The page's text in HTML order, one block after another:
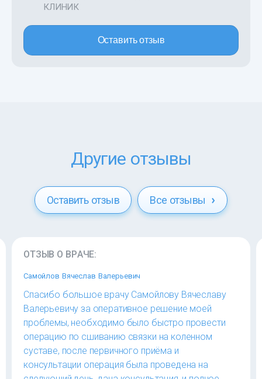
КЛИНИК
Оставить отзыв
Другие отзывы
Оставить отзыв Все отзывы
ОТЗЫВ О ВРАЧЕ:
Самойлов Вячеслав Валерьевич
Спасибо большое врачу Самойлову Вячеславу
Валерьевичу за оперативное решение моей
проблемы, необходимо было быстро провести
операцию по сшиванию связки на коленном
суставе, после первичного приёма и
консультации операция была проведена на